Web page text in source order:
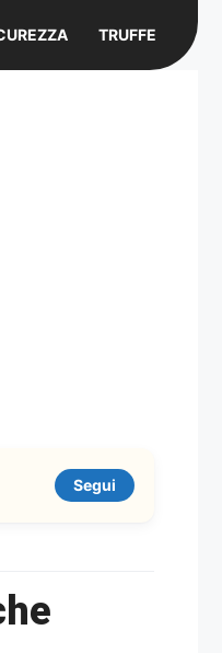
TRUFFE
Segui